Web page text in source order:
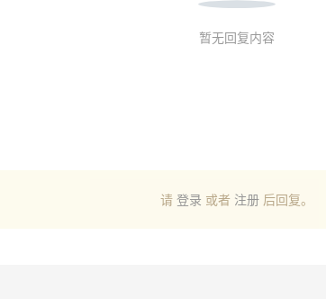
暂无回复内容
请 登录 或者 注册 后回复。